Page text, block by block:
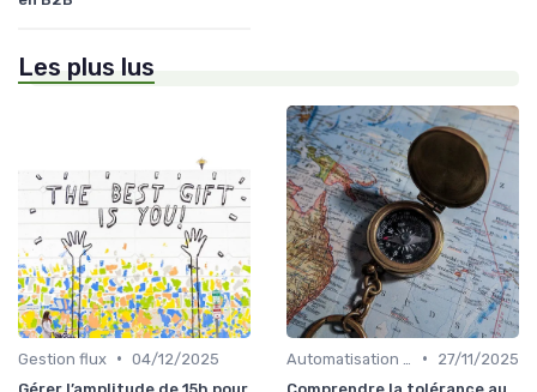
Les plus lus
Gestion flux • 04/12/2025
•
27/11/2025